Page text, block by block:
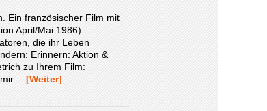
Ein französischer Film mit
April/Mai 1986)
die ihr Leben
Erinnern: Aktion &
zu Ihrem Film:
[Weiter]